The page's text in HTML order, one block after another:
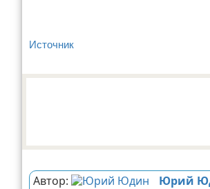
Источник
Автор: Юрий